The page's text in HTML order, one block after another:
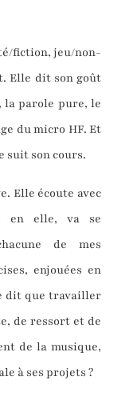
fiction, jeu/non-
Elle dit son goût
la parole pure, le
du micro HF. Et
suit son cours.
Elle écoute avec
en elle, va se
de mes
enjouées en
dit que travailler
de ressort et de
de la musique,
à ses projets ?